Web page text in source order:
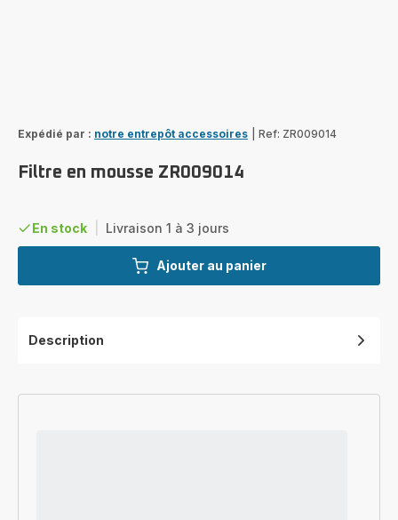
Expédié par : notre entrepôt accessoires Ref: ZR009014
Filtre en mousse ZR009014
En stock Livraison 1 à 3 jours
Ajouter au panier
Description